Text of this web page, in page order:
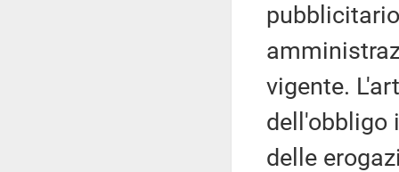
vigente.
dell'obbligo
delle